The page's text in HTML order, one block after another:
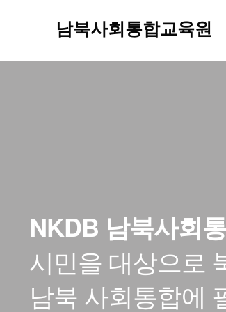
남북사회통합교육원
NKDB 남북사회
시민을 대상으로
남북 사회통합에